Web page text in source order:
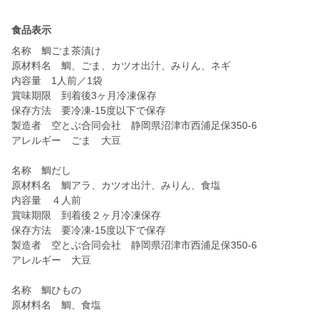
食品表示
名称 鯛ごま茶漬け
原材料名 鯛、ごま、カツオ出汁、みりん、ネギ
内容量 1人前／1袋
賞味期限 到着後3ヶ月冷凍保存
保存方法 要冷凍-15度以下で保存
製造者 空とぶ合同会社 静岡県沼津市西浦足保350-6
アレルギー ごま 大豆
名称 鯛だし
原材料名 鯛アラ、カツオ出汁、みりん、食塩
内容量 ４人前
賞味期限 到着後２ヶ月冷凍保存
保存方法 要冷凍-15度以下で保存
製造者 空とぶ合同会社 静岡県沼津市西浦足保350-6
アレルギー 大豆
名称 鯛ひもの
原材料名 鯛、食塩